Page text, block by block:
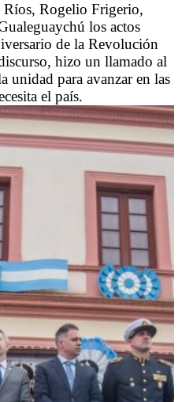
Rogelio Frigerio,
los actos
de la Revolución
hizo un llamado al
unidad para avanzar en las
el país.